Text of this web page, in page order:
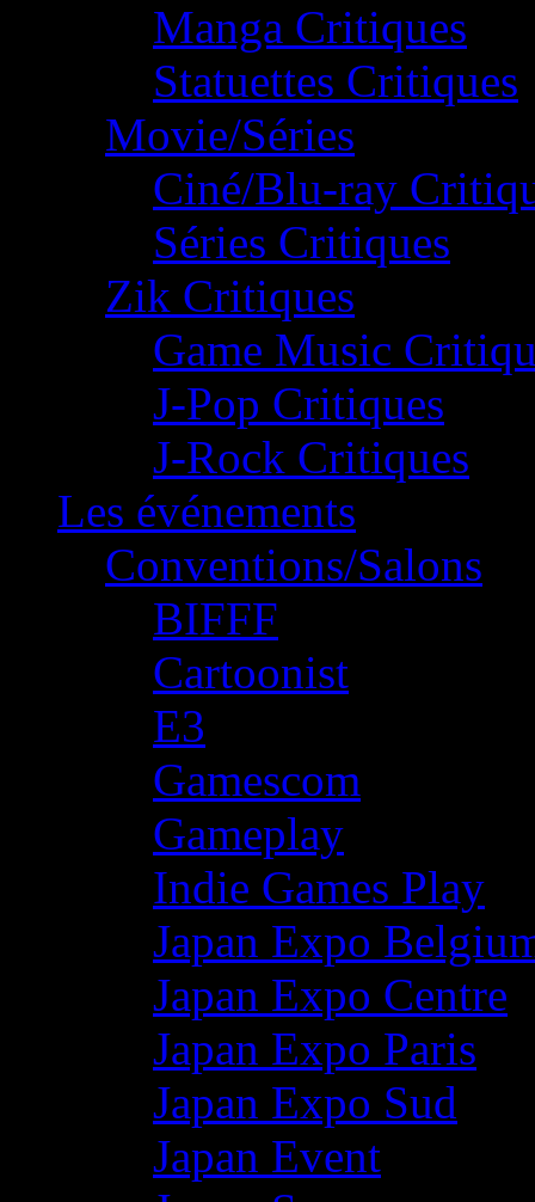
Manga Critiques
Statuettes Critiques
Movie/Séries
Ciné/Blu-ray
Séries Critiques
Zik Critiques
Game Music
J-Pop Critiques
J-Rock Critiques
Les événements
Conventions/Salons
BIFFF
Cartoonist
E3
Gamescom
Gameplay
Indie Games Play
Japan Expo
Japan Expo Centre
Japan Expo Paris
Japan Expo Sud
Japan Event